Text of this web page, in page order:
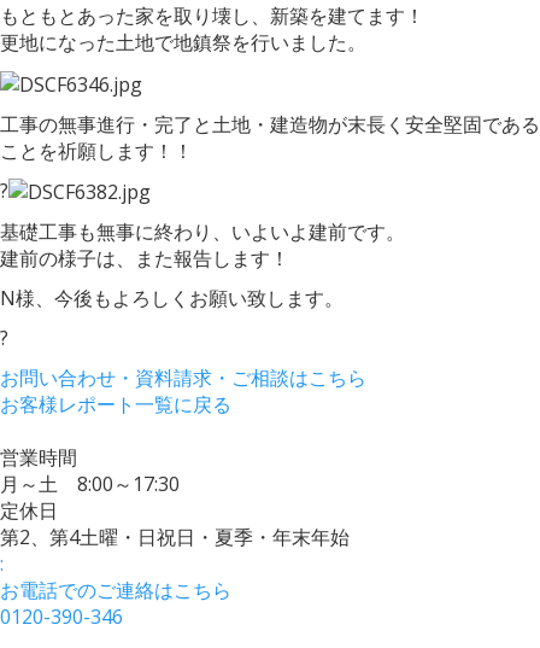
もともとあった家を取り壊し、新築を建てます！
更地になった土地で地鎮祭を行いました。
工事の無事進行・完了と土地・建造物が末長く安全堅固である
ことを祈願します！！
?
基礎工事も無事に終わり、いよいよ建前です。
建前の様子は、また報告します！
N様、今後もよろしくお願い致します。
?
お問い合わせ・資料請求・ご相談はこちら
お客様レポート一覧に戻る
営業時間
月～土 8:00～17:30
定休日
第2、第4土曜・日祝日・夏季・年末年始
:
お電話でのご連絡はこちら
0120-390-346